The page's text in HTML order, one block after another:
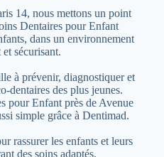
14, nous mettons un point
Dentaires pour Enfant
dans un environnement
sécurisant.
à prévenir, diagnostiquer et
dentaires des plus jeunes.
pour Enfant près de Avenue
simple grâce à Dentimad.
rassurer les enfants et leurs
des soins adaptés.